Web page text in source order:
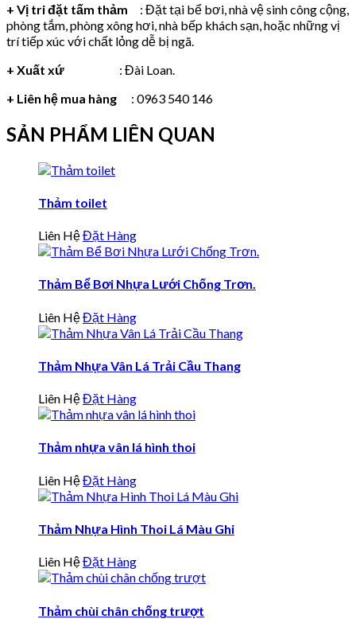
+ Vị tri đặt tấm thảm
: Đặt tại bể bơi, nhà vệ sinh công cộng,
phòng tắm, phòng xông hơi, nhà bếp khách sạn, hoặc những vị
trí tiếp xúc với chất lỏng dễ bị ngã.
+ Xuất xứ : Đài Loan.
+ Liên hệ mua hàng : 0963 540 146
SẢN PHẨM LIÊN QUAN
Thảm toilet
Liên HệĐặt Hàng
Thảm Bể Bơi Nhựa Lưới Chống Trơn.
Liên HệĐặt Hàng
Thảm Nhựa Vân Lá Trải Cầu Thang
Liên HệĐặt Hàng
Thảm nhựa vân lá hình thoi
Liên HệĐặt Hàng
Thảm Nhựa Hình Thoi Lá Màu Ghi
Liên HệĐặt Hàng
Thảm chùi chân chống trượt